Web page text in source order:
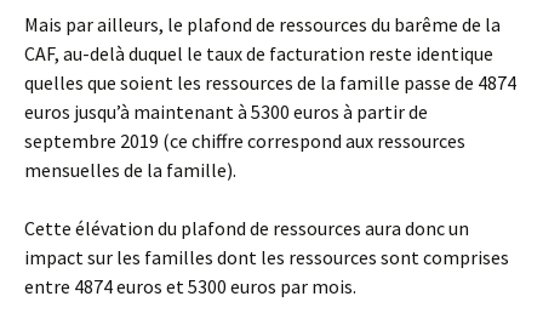
Mais par ailleurs, le plafond de ressources du barême de la
CAF, au-delà duquel le taux de facturation reste identique
quelles que soient les ressources de la famille passe de 4874
euros jusqu’à maintenant à 5300 euros à partir de
septembre 2019 (ce chiffre correspond aux ressources
mensuelles de la famille).
Cette élévation du plafond de ressources aura donc un
impact sur les familles dont les ressources sont comprises
entre 4874 euros et 5300 euros par mois.